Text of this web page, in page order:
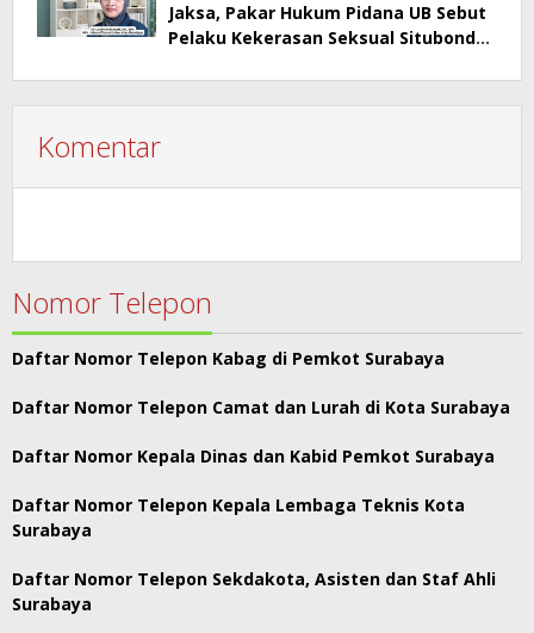
Jaksa, Pakar Hukum Pidana UB Sebut
Pelaku Kekerasan Seksual Situbondo
Komentar
Nomor Telepon
Daftar Nomor Telepon Kabag di Pemkot Surabaya
Daftar Nomor Telepon Camat dan Lurah di Kota Surabaya
Daftar Nomor Kepala Dinas dan Kabid Pemkot Surabaya
Daftar Nomor Telepon Kepala Lembaga Teknis Kota
Surabaya
Daftar Nomor Telepon Sekdakota, Asisten dan Staf Ahli
Surabaya